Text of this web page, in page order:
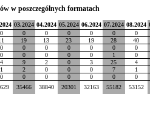
w poszczególnych formatach
03.2024 04.2024 05.2024 06.2024 07.2024 08.2024
0 0 0 0 0 0
0
19 13 23 19 28
40
0 0 0 0 0 0
0
0 0 0 0 0 1
0
4 9 2 0 3 25
4
1 2 0 0 0 7
1
0 0 0 0 0 0
0
35466 38840 20301 32163 55182 53152